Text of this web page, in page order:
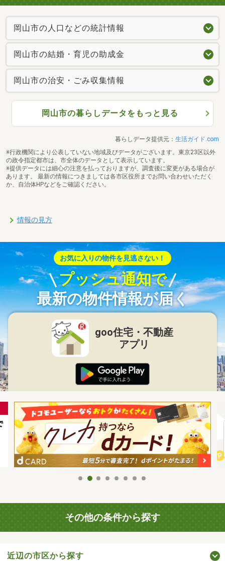
岡山市の人口などの統計情報
岡山市の結婚・育児の助成金
岡山市の治安・ごみ収集情報
岡山市の暮らしデータをもっと見る
暮らしデータ提供元： 生活ガイド.com
※行政機関により公表していない地域及びデータがございます。東京23区以外
の政令指定都市は、市全体のデータとして表示しています。
※提供データには細心の注意を払っておりますが、調査後に変更がある場合が
あります。 最新の情報につきましては各市区役所までお問い合わせいただく
か、自治体HPなどをご確認ください。
情報の見方
お気に入りの物件を見逃さない！
プッシュ通知で
最新の物件情報が届く
goo住宅・不動産
アプリ
その他の条件から探す
近辺の市区から探す